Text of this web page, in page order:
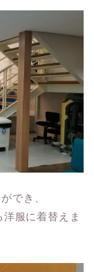
でき、
服に着替えま